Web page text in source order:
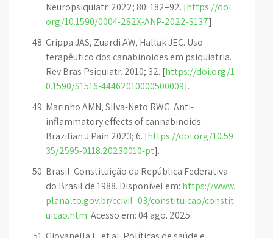
Neuropsiquiatr. 2022; 80: 182–92. [https://doi.
org/10.1590/0004-282X-ANP-2022-S137].
Crippa JAS, Zuardi AW, Hallak JEC. Uso
terapêutico dos canabinoides em psiquiatria.
Rev Bras Psiquiatr. 2010; 32. [https://doi.org/1
0.1590/S1516-44462010000500009].
Marinho AMN, Silva-Neto RWG. Anti-
inflammatory effects of cannabinoids.
Brazilian J Pain 2023; 6. [https://doi.org/10.59
35/2595-0118.20230010-pt].
Brasil. Constituição da República Federativa
do Brasil de 1988. Disponível em: https://www.
planalto.gov.br/ccivil_03/constituicao/constit
uicao.htm. Acesso em: 04 ago. 2025.